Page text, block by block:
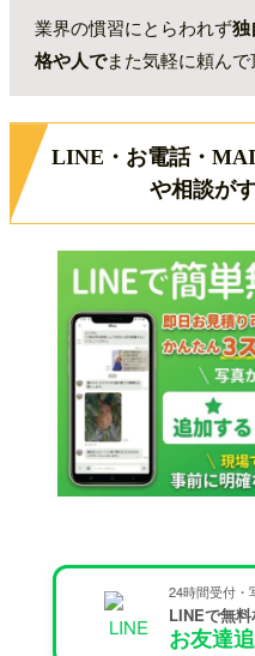
い為の注意点】
『現場
とんどが
ご依頼から駆除まで
蜂の巣を見つけたら
ハチに刺されたら
殺虫剤を使用したこ
知らないと怖いスズ
業界の慣習にとらわれず独
格や人でまた気軽に頼んで
LINE・お電話・
や相談が
24時間受付・
LINEで無
お友達